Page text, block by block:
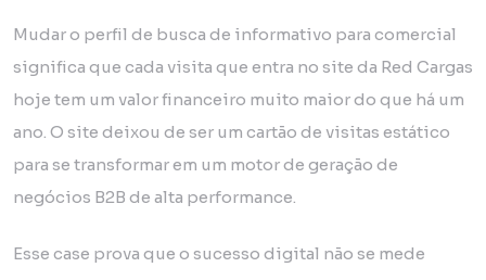
Mudar o perfil de busca de informativo para comercial
significa que cada visita que entra no site da Red Cargas
hoje tem um valor financeiro muito maior do que há um
ano. O site deixou de ser um cartão de visitas estático
para se transformar em um motor de geração de
negócios B2B de alta performance.
Esse case prova que o sucesso digital não se mede